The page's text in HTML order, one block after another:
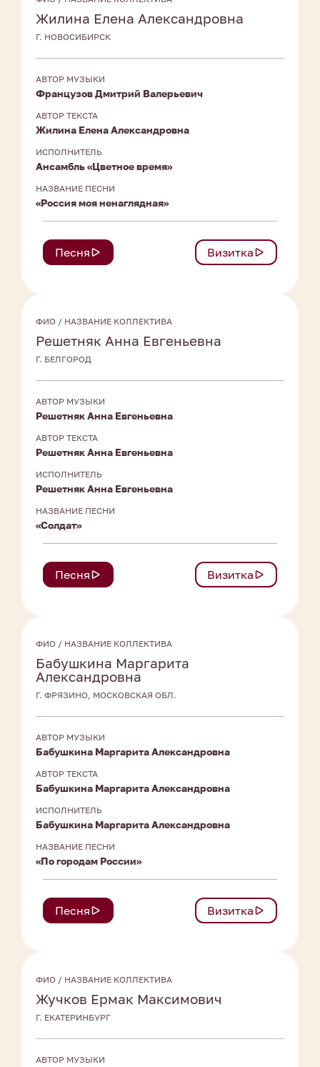
Жилина Елена Александровна
Г. НОВОСИБИРСК
АВТОР МУЗЫКИ
Французов Дмитрий Валерьевич
АВТОР ТЕКСТА
Жилина Елена Александровна
ИСПОЛНИТЕЛЬ
Ансамбль «Цветное время»
НАЗВАНИЕ ПЕСНИ
«Россия моя ненаглядная»
Песня Визитка
ФИО / НАЗВАНИЕ КОЛЛЕКТИВА
Решетняк Анна Евгеньевна
Г. БЕЛГОРОД
АВТОР МУЗЫКИ
Решетняк Анна Евгеньевна
АВТОР ТЕКСТА
Решетняк Анна Евгеньевна
ИСПОЛНИТЕЛЬ
Решетняк Анна Евгеньевна
НАЗВАНИЕ ПЕСНИ
«Солдат»
Песня Визитка
ФИО / НАЗВАНИЕ КОЛЛЕКТИВА
Бабушкина Маргарита
Александровна
Г. ФРЯЗИНО, МОСКОВСКАЯ ОБЛ.
АВТОР МУЗЫКИ
Бабушкина Маргарита Александровна
АВТОР ТЕКСТА
Бабушкина Маргарита Александровна
ИСПОЛНИТЕЛЬ
Бабушкина Маргарита Александровна
НАЗВАНИЕ ПЕСНИ
«По городам России»
Песня Визитка
ФИО / НАЗВАНИЕ КОЛЛЕКТИВА
Жучков Ермак Максимович
Г. ЕКАТЕРИНБУРГ
АВТОР МУЗЫКИ